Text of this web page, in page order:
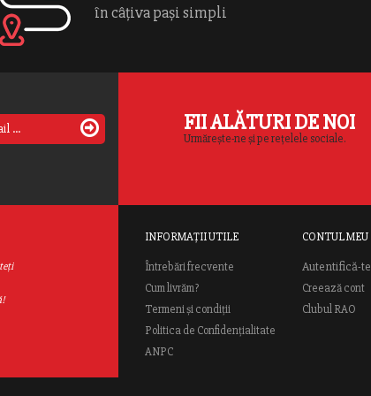
Mondial.
în câțiva pași simpli
FII ALĂTURI DE NOI
Urmărește-ne și pe rețelele sociale.
INFORMAȚII UTILE
Întrebări frecvente
Cum livrăm?
Termeni și condiții
Politica de Confidențialitate
ANPC
CONTUL MEU
Autentifică-te
Creează cont
Clubul RAO